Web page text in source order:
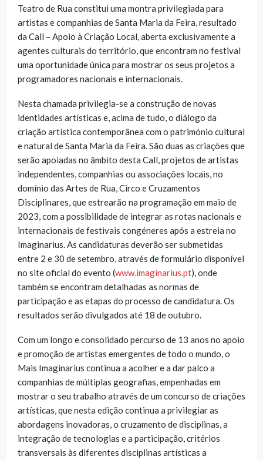
Teatro de Rua constitui uma montra privilegiada para
artistas e companhias de Santa Maria da Feira, resultado
da Call – Apoio à Criação Local, aberta exclusivamente a
agentes culturais do território, que encontram no festival
uma oportunidade única para mostrar os seus projetos a
programadores nacionais e internacionais.
Nesta chamada privilegia-se a construção de novas
identidades artísticas e, acima de tudo, o diálogo da
criação artística contemporânea com o património cultural
e natural de Santa Maria da Feira. São duas as criações que
serão apoiadas no âmbito desta Call, projetos de artistas
independentes, companhias ou associações locais, no
domínio das Artes de Rua, Circo e Cruzamentos
Disciplinares, que estrearão na programação em maio de
2023, com a possibilidade de integrar as rotas nacionais e
internacionais de festivais congéneres após a estreia no
Imaginarius. As candidaturas deverão ser submetidas
entre 2 e 30 de setembro, através de formulário disponível
no site oficial do evento (www.imaginarius.pt), onde
também se encontram detalhadas as normas de
participação e as etapas do processo de candidatura. Os
resultados serão divulgados até 18 de outubro.
Com um longo e consolidado percurso de 13 anos no apoio
e promoção de artistas emergentes de todo o mundo, o
Mais Imaginarius continua a acolher e a dar palco a
companhias de múltiplas geografias, empenhadas em
mostrar o seu trabalho através de um concurso de criações
artísticas, que nesta edição continua a privilegiar as
abordagens inovadoras, o cruzamento de disciplinas, a
integração de tecnologias e a participação, critérios
transversais às diferentes disciplinas artísticas a